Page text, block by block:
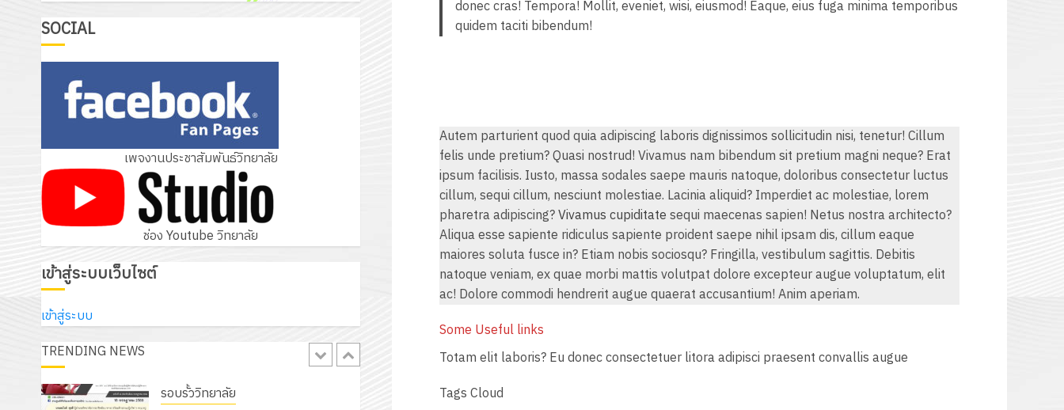
donec cras! Tempora! Mollit, eveniet, wisi, eiusmod! Eaque, eius fuga minima temporibus
quidem taciti bibendum!
Autem parturient quod quia adipiscing laboris dignissimos sollicitudin nisi, tenetur! Cillum
felis unde pretium? Quasi nostrud! Vivamus nam bibendum sit pretium magni neque? Erat
ipsum facilisis. Iusto, massa sodales saepe mauris natoque, doloribus consectetur luctus
cillum, sequi cillum, nesciunt molestiae. Lacinia aliquid? Imperdiet ac molestiae, lorem
pharetra adipiscing?Vivamus cupiditatesequi maecenas sapien! Netus nostra architecto?
Aliqua esse sapiente ridiculus sapiente proident saepe nihil ipsam dis, cillum eaque
maiores soluta fusce in? Etiam nobis sociosqu? Fringilla, vestibulum sagittis. Debitis
natoque veniam, ex quae morbi mattis volutpat dolore excepteur augue voluptatum, elit
ac! Dolore commodi hendrerit augue quaerat accusantium! Anim aperiam.
Some Useful links
Totam elit laboris? Eu donec consectetuer litora adipisci praesent convallis augue
Tags Cloud
SOCIAL
เพจงานประชาสัมพันธ์วิทยาลัย
ช่อง Youtube วิทยาลัย
เข้าสู่ระบบเว็บไซต์
เข้าสู่ระบบ
TRENDING NEWS
13 กรกฎาคม 2026
0
พระราชทานในสถานศึกษาประจำปีการ
ศึกษา 2569
12 กรกฎาคม 2026
5
กิจกรรม วก.ชบ.
โครงการสัมมนาระหว่างครูที่ปรึกษาและ
ผู้ปกครอง เพื่อสร้างภูมิคุ้มกันให้กับ
นักเรียน นักศึกษา ประจำปีการศึกษา 1
/ 2569
12 กรกฎาคม 2026
1
รอบรั้ววิทยาลัย